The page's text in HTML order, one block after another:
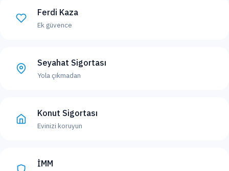
Ferdi Kaza
Ek güvence
Seyahat Sigortası
Yola çıkmadan
Konut Sigortası
Evinizi koruyun
İMM